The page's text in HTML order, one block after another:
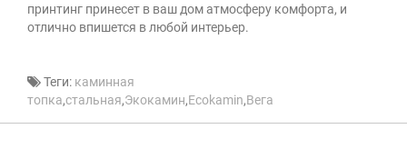
принтинг принесет в ваш дом атмосферу комфорта, и
отлично впишется в любой интерьер.
Теги: каминная
топка,стальная,Экокамин,Ecokamin,Вега